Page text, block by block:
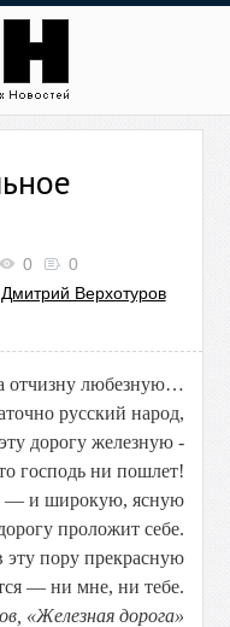
0
0
Дмитрий Верхотуров
отчизну любезную…
русский народ,
дорогу железную -
господь ни пошлет!
— и широкую, ясную
проложит себе.
пору прекрасную
— ни мне, ни тебе.
«Железная дорога»